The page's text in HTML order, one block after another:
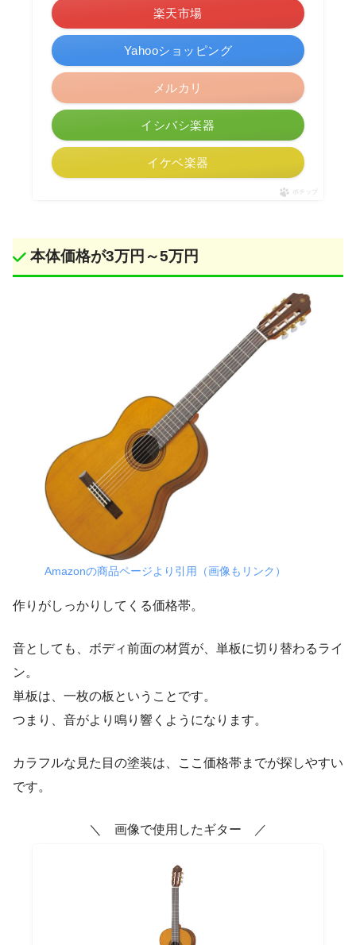
楽天市場
Yahooショッピング
メルカリ
イシバシ楽器
イケベ楽器
ポチップ
本体価格が3万円～5万円
Amazonの商品ページより引用（画像もリンク）
作りがしっかりしてくる価格帯。
音としても、ボディ前面の材質が、単板に切り替わるライ
ン。
単板は、一枚の板ということです。
つまり、音がより鳴り響くようになります。
カラフルな見た目の塗装は、ここ価格帯までが探しやすい
です。
＼ 画像で使用したギター ／